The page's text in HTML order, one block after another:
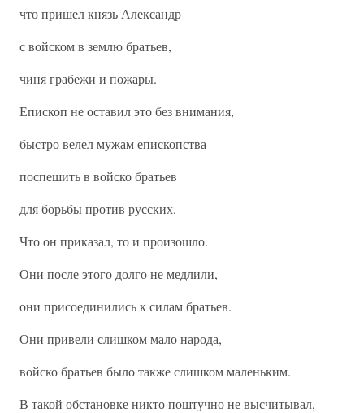
что пришел князь Александр
с войском в землю братьев,
чиня грабежи и пожары.
Епископ не оставил это без внимания,
быстро велел мужам епископства
поспешить в войско братьев
для борьбы против русских.
Что он приказал, то и произошло.
Они после этого долго не медлили,
они присоединились к силам братьев.
Они привели слишком мало народа,
войско братьев было также слишком маленьким.
В такой обстановке никто поштучно не высчитывал,